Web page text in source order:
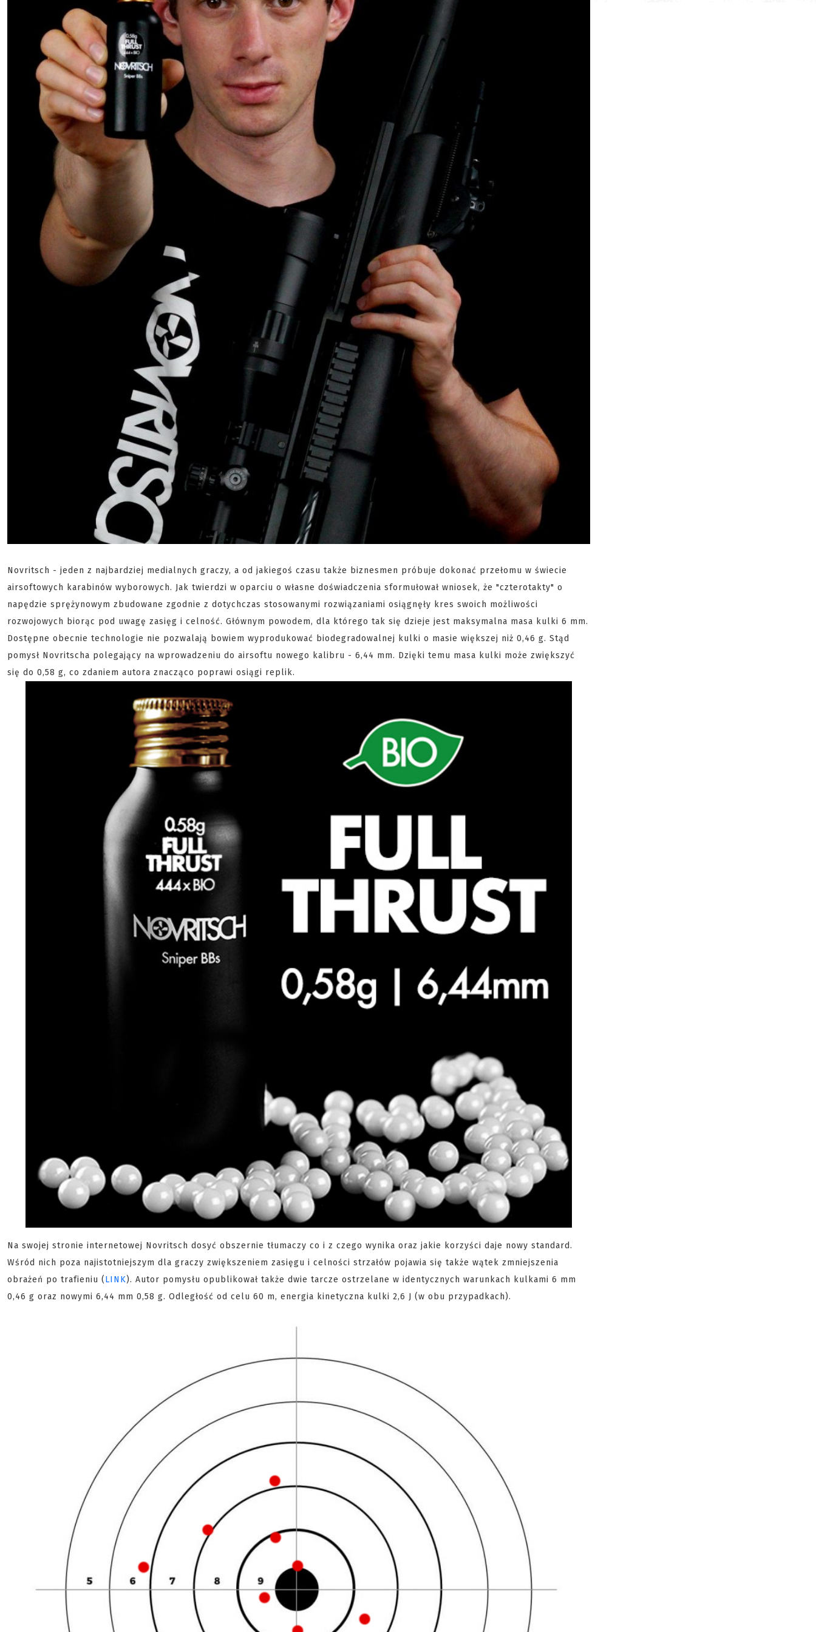
Novritsch - jeden z najbardziej medialnych graczy, a od jakiegoś czasu także biznesmen próbuje dokonać przełomu w świecie
airsoftowych karabinów wyborowych. Jak twierdzi w oparciu o własne doświadczenia sformułował wniosek, że "czterotakty" o
napędzie sprężynowym zbudowane zgodnie z dotychczas stosowanymi rozwiązaniami osiągnęły kres swoich możliwości
rozwojowych biorąc pod uwagę zasięg i celność. Głównym powodem, dla którego tak się dzieje jest maksymalna masa kulki 6 mm.
Dostępne obecnie technologie nie pozwalają bowiem wyprodukować biodegradowalnej kulki o masie większej niż 0,46 g. Stąd
pomysł Novritscha polegający na wprowadzeniu do airsoftu nowego kalibru - 6,44 mm. Dzięki temu masa kulki może zwiększyć
się do 0,58 g, co zdaniem autora znacząco poprawi osiągi replik.
Na swojej stronie internetowej Novritsch dosyć obszernie tłumaczy co i z czego wynika oraz jakie korzyści daje nowy standard.
Wśród nich poza najistotniejszym dla graczy zwiększeniem zasięgu i celności strzałów pojawia się także wątek zmniejszenia
obrażeń po trafieniu (LINK). Autor pomysłu opublikował także dwie tarcze ostrzelane w identycznych warunkach kulkami 6 mm
0,46 g oraz nowymi 6,44 mm 0,58 g. Odległość od celu 60 m, energia kinetyczna kulki 2,6 J (w obu przypadkach).